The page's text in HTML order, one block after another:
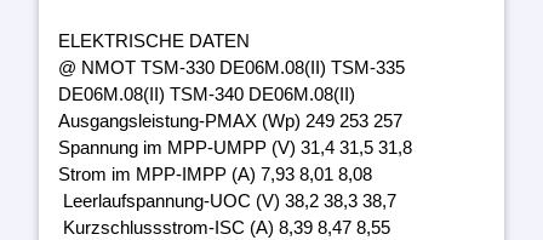
ELEKTRISCHE DATEN
@ NMOT TSM-330 DE06M.08(II) TSM-335
DE06M.08(II) TSM-340 DE06M.08(II)
Ausgangsleistung-PMAX (Wp) 249 253 257
Spannung im MPP-UMPP (V) 31,4 31,5 31,8
Strom im MPP-IMPP (A) 7,93 8,01 8,08
Leerlaufspannung-UOC (V) 38,2 38,3 38,7
Kurzschlussstrom-ISC (A) 8,39 8,47 8,55